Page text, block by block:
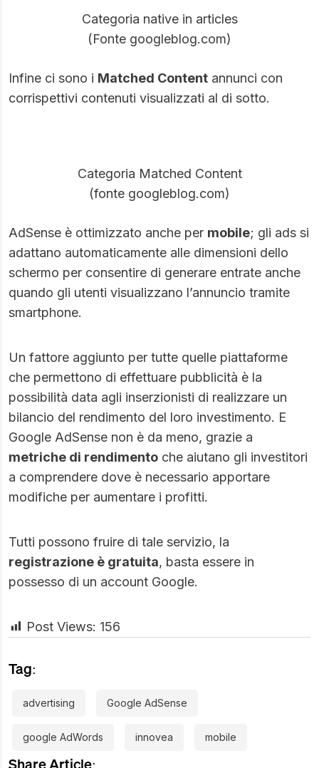
Categoria native in articles
(Fonte googleblog.com)
Infine ci sono i Matched Content annunci con
corrispettivi contenuti visualizzati al di sotto.
Categoria Matched Content
(fonte googleblog.com)
AdSense è ottimizzato anche per mobile; gli ads si
adattano automaticamente alle dimensioni dello
schermo per consentire di generare entrate anche
quando gli utenti visualizzano l’annuncio tramite
smartphone.
Un fattore aggiunto per tutte quelle piattaforme
che permettono di effettuare pubblicità è la
possibilità data agli inserzionisti di realizzare un
bilancio del rendimento del loro investimento. E
Google AdSense non è da meno, grazie a
metriche di rendimento che aiutano gli investitori
a comprendere dove è necessario apportare
modifiche per aumentare i profitti.
Tutti possono fruire di tale servizio, la
registrazione è gratuita, basta essere in
possesso di un account Google.
Post Views: 156
Tag:
advertising Google AdSense
google AdWords innovea mobile
Share Article: